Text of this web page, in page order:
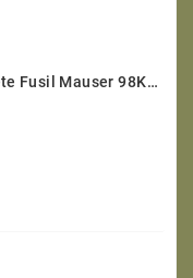
Mécanique Complète Fusil Mauser 98K Code 42 1940 Calibre 8 X 57 Numéro 9777